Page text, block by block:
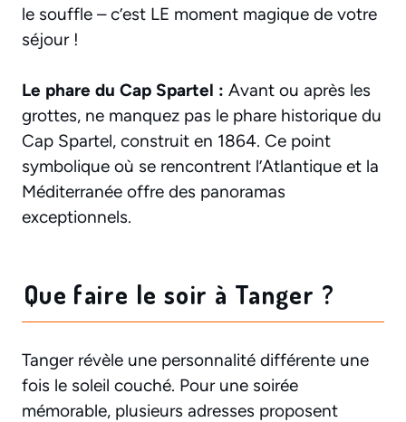
le souffle – c’est LE moment magique de votre
séjour !
Le phare du Cap Spartel : Avant ou après les
grottes, ne manquez pas le phare historique du
Cap Spartel, construit en 1864. Ce point
symbolique où se rencontrent l’Atlantique et la
Méditerranée offre des panoramas
exceptionnels.
Que faire le soir à Tanger ?
Tanger révèle une personnalité différente une
fois le soleil couché. Pour une soirée
mémorable, plusieurs adresses proposent